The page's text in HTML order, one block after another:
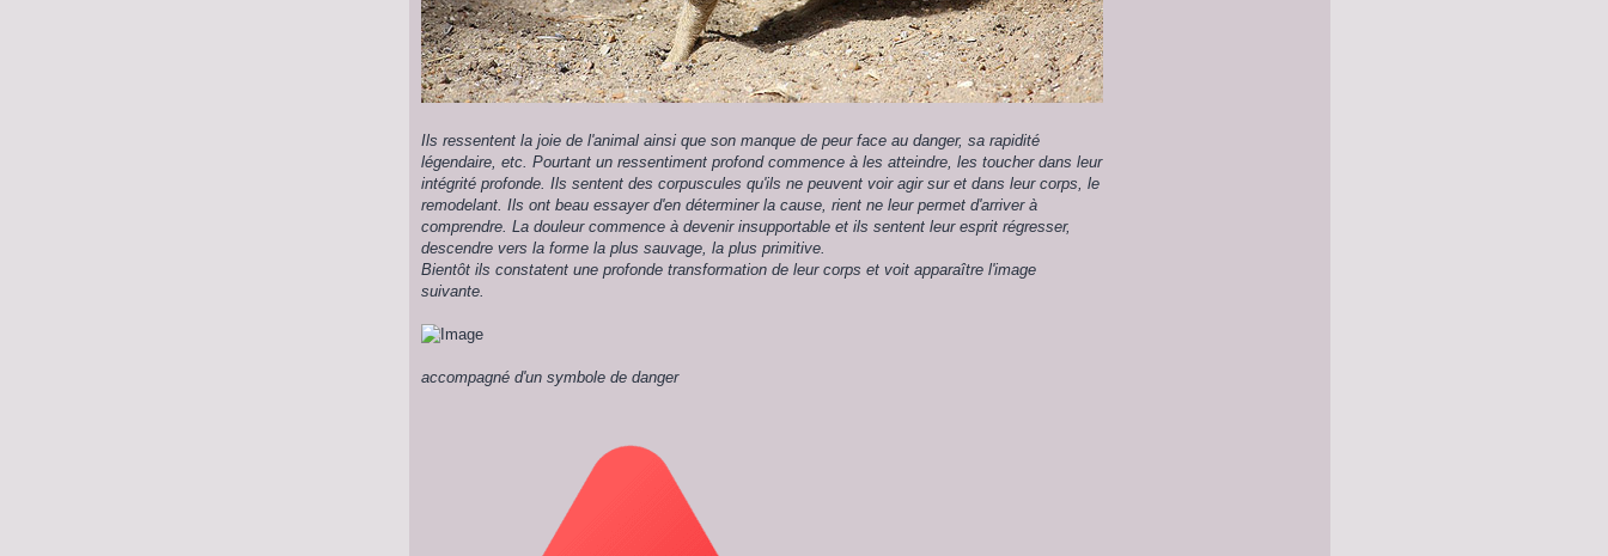
Ils ressentent la joie de l'animal ainsi que son manque de peur face au danger, sa rapidité
légendaire, etc. Pourtant un ressentiment profond commence à les atteindre, les toucher dans leur
intégrité profonde. Ils sentent des corpuscules qu'ils ne peuvent voir agir sur et dans leur corps, le
remodelant. Ils ont beau essayer d'en déterminer la cause, rient ne leur permet d'arriver à
comprendre. La douleur commence à devenir insupportable et ils sentent leur esprit régresser,
descendre vers la forme la plus sauvage, la plus primitive.
Bientôt ils constatent une profonde transformation de leur corps et voit apparaître l'image
suivante.
accompagné d'un symbole de danger